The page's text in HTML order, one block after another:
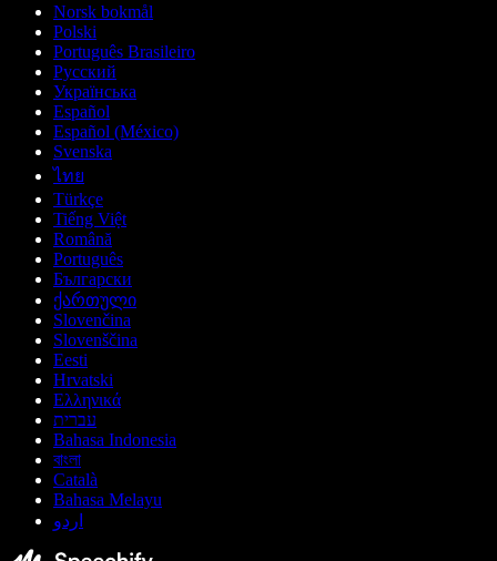
Norsk bokmål
Polski
Português Brasileiro
Русский
Українська
Español
Español (México)
Svenska
ไทย
Türkçe
Tiếng Việt
Română
Português
Български
ქართული
Slovenčina
Slovenščina
Eesti
Hrvatski
Ελληνικά
עברית
Bahasa Indonesia
বাংলা
Català
Bahasa Melayu
اردو